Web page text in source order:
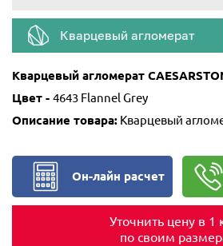
Кварцевый агломерат
Кварцевый агломерат
Цвет - ​​​​​​4643 Flannel Grey
Описание товара: Кварцевый
Он-лайн расчет
Уточнить цену в 1
по своим